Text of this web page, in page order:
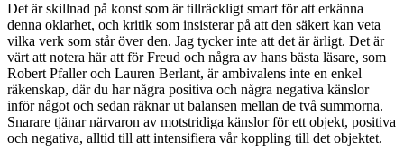
Det är skillnad på konst som är tillräckligt smart för att erkänna
denna oklarhet, och kritik som insisterar på att den säkert kan veta
vilka verk som står över den. Jag tycker inte att det är ärligt. Det är
värt att notera här att för Freud och några av hans bästa läsare, som
Robert Pfaller och Lauren Berlant, är ambivalens inte en enkel
räkenskap, där du har några positiva och några negativa känslor
inför något och sedan räknar ut balansen mellan de två summorna.
Snarare tjänar närvaron av motstridiga känslor för ett objekt, positiva
och negativa, alltid till att intensifiera vår koppling till det objektet.